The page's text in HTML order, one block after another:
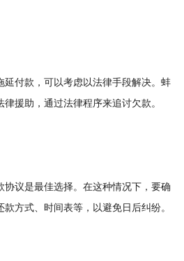
付款，可以考虑以法律手段解决。蚌
援助，通过法律程序来追讨欠款。
议是最佳选择。在这种情况下，要确
方式、时间表等，以避免日后纠纷。